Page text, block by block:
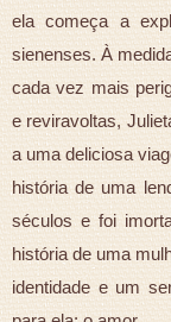
ela começa a
sienenses. À
cada vez mais
e reviravoltas,
a uma deliciosa
história de uma
séculos e foi
história de uma
identidade e um